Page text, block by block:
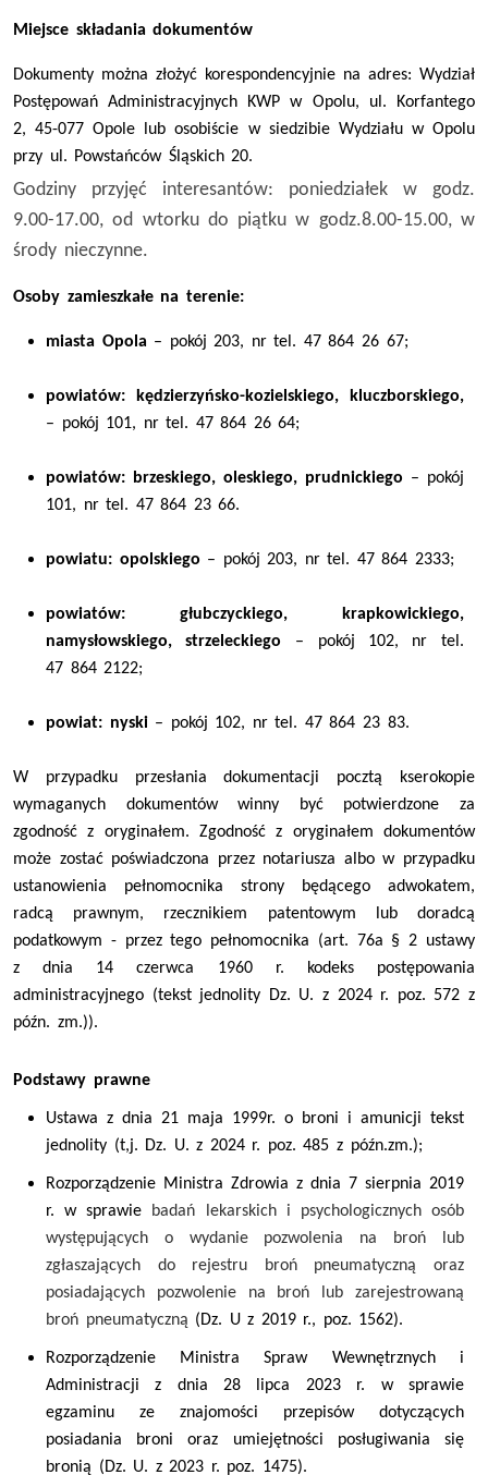
Miejsce składania dokumentów
Dokumenty można złożyć korespondencyjnie na adres: Wydział
Postępowań Administracyjnych KWP w Opolu, ul. Korfantego
2, 45-077 Opole lub osobiście w siedzibie Wydziału w Opolu
przy ul. Powstańców Śląskich 20.
Godziny przyjęć interesantów: poniedziałek w godz.
9.00-17.00, od wtorku do piątku w godz.8.00-15.00, w
środy nieczynne.
Osoby zamieszkałe na terenie:
miasta Opola – pokój 203, nr tel. 47 864 26 67;
powiatów: kędzierzyńsko-kozielskiego, kluczborskiego,
– pokój 101, nr tel. 47 864 26 64;
powiatów: brzeskiego, oleskiego, prudnickiego – pokój
101, nr tel. 47 864 23 66.
powiatu: opolskiego – pokój 203, nr tel. 47 864 2333;
powiatów:
głubczyckiego, krapkowickiego,
namysłowskiego, strzeleckiego –
pokój 102, nr tel.
47 864 2122;
powiat: nyski– pokój 102, nr tel. 47 864 23 83.
W przypadku przesłania dokumentacji pocztą kserokopie
wymaganych dokumentów winny być potwierdzone za
zgodność z oryginałem. Zgodność z oryginałem dokumentów
może zostać poświadczona przez notariusza albo w przypadku
ustanowienia pełnomocnika strony będącego adwokatem,
radcą prawnym, rzecznikiem patentowym lub doradcą
podatkowym - przez tego pełnomocnika (art. 76a § 2 ustawy
z dnia 14 czerwca 1960 r. kodeks postępowania
administracyjnego (tekst jednolity Dz. U. z 2024 r. poz. 572 z
późn. zm.)).
Podstawy prawne
Ustawa z dnia 21 maja 1999r. o broni i amunicji tekst
jednolity (t,j. Dz. U. z 2024 r. poz. 485 z późn.zm.);
Rozporządzenie Ministra Zdrowia z dnia 7 sierpnia 2019
r. w sprawie badań lekarskich i psychologicznych osób
występujących o wydanie pozwolenia na broń lub
zgłaszających do rejestru broń pneumatyczną oraz
posiadających pozwolenie na broń lub zarejestrowaną
broń pneumatyczną (Dz. U z 2019 r., poz. 1562).
Rozporządzenie Ministra Spraw Wewnętrznych i
Administracji z dnia 28 lipca 2023 r. w sprawie
egzaminu ze znajomości przepisów dotyczących
posiadania broni oraz umiejętności posługiwania się
bronią (Dz. U. z 2023 r. poz. 1475).